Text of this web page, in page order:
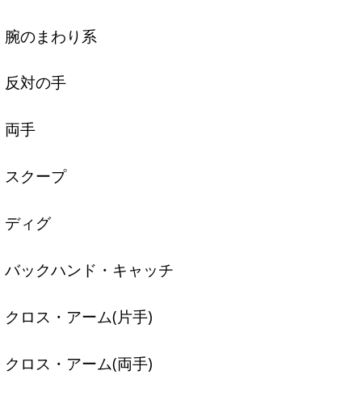
腕のまわり系
反対の手
両手
スクープ
ディグ
バックハンド・キャッチ
クロス・アーム(片手)
クロス・アーム(両手)